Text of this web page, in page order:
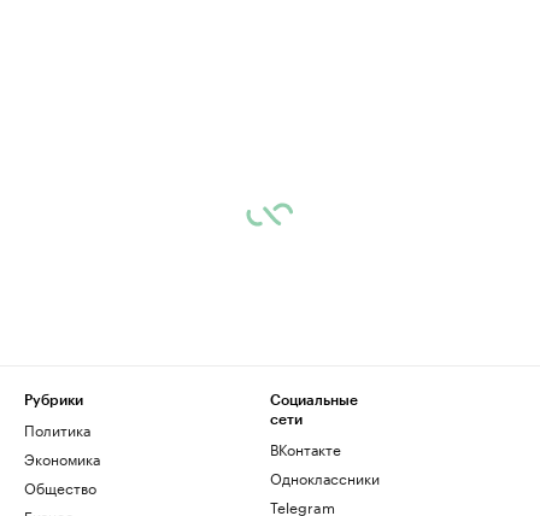
Рубрики
Политика
Экономика
Общество
Социальные
сети
ВКонтакте
Одноклассники
Telegram